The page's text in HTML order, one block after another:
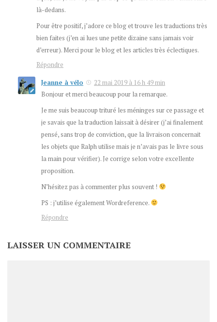
là-dedans.
Pour être positif, j’adore ce blog et trouve les traductions très
bien faites (j’en ai lues une petite dizaine sans jamais voir
d’erreur). Merci pour le blog et les articles très éclectiques.
Répondre
Jeanne à vélo
22 mai 2019 à 16 h 49 min
Bonjour et merci beaucoup pour la remarque.
Je me suis beaucoup trituré les méninges sur ce passage et
je savais que la traduction laissait à désirer (j’ai finalement
pensé, sans trop de conviction, que la livraison concernait
les objets que Ralph utilise mais je n’avais pas le livre sous
la main pour vérifier). Je corrige selon votre excellente
proposition.
N’hésitez pas à commenter plus souvent !
PS : j’utilise également Wordreference.
Répondre
LAISSER UN COMMENTAIRE